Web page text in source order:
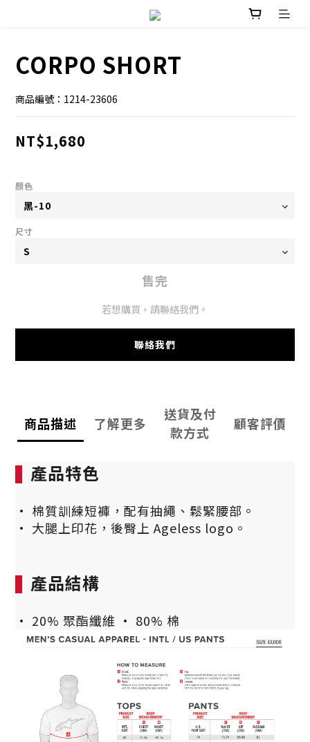
CORPO SHORT
商品編號：1214-23606
NT$1,680
顏色
尺寸
售完
若想購買，請聯絡我們。
聯絡我們
商品描述 了解更多
送貨及付
款方式
顧客評價
產品特色
• 棉質訓練短褲，配有抽繩、鬆緊腰部。
• 大腿上印花，後臀上 Ageless logo。
產品結構
• 20% 聚酯纖維 • 80% 棉